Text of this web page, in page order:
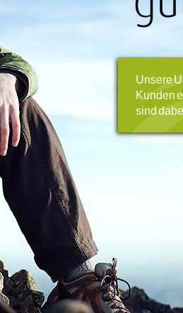
Unsere
Kunden
sind